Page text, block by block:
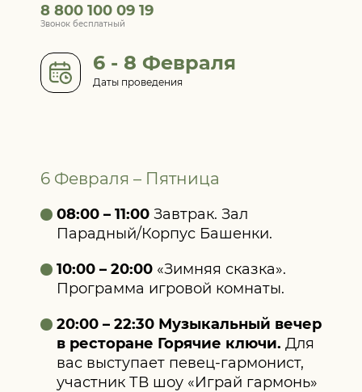
8 800 100 09 19
Звонок бесплатный
6 - 8 Февраля
Даты проведения
6 Февраля – Пятница
08:00 – 11:00 Завтрак. Зал
Парадный/Корпус Башенки.
10:00 – 20:00 «Зимняя сказка».
Программа игровой комнаты.
20:00 – 22:30 Музыкальный вечер
в ресторане Горячие ключи. Для
вас выступает певец‑гармонист,
участник ТВ шоу «Играй гармонь»